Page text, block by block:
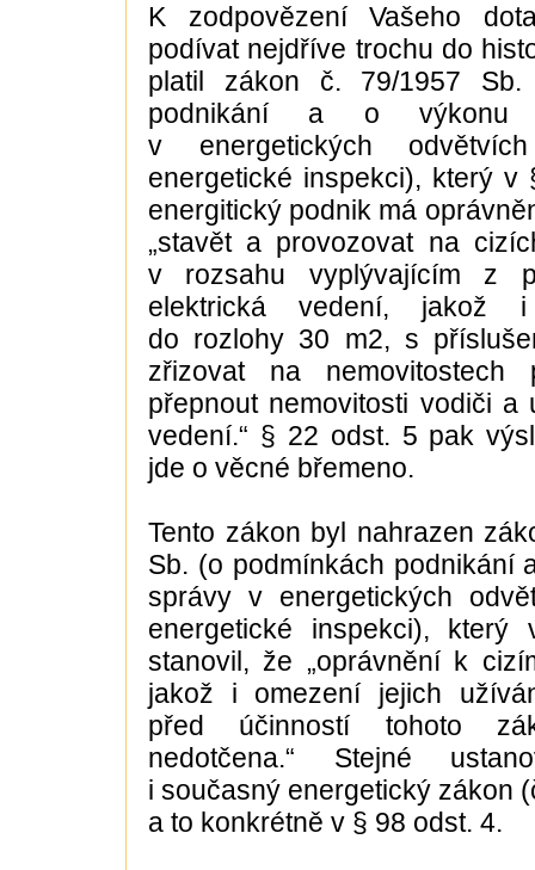
K zodpovězení Vašeho
podívat nejdříve trochu do
platil zákon č. 79/1957 Sb.
podnikání a o výkonu
v energetických
energetické inspekci), který v
energitický podnik má
„stavět a provozovat na
v rozsahu vyplývajícím z
elektrická vedení, jakož
do rozlohy 30 m2, s
zřizovat na nemovitostech
přepnout nemovitosti vodiči a
vedení.“ § 22 odst. 5 pak
jde o věcné břemeno.
Tento zákon byl nahrazen
Sb. (o podmínkách podnikání
správy v energetických
energetické inspekci),
stanovil, že „oprávnění k
jakož i omezení jejich
před účinností tohoto
nedotčena.“ Stejné
i současný energetický zákon
a to konkrétně v § 98 odst. 4.